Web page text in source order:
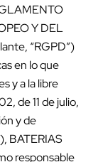
Y DEL
“RGPD”)
en lo que
y a la libre
de 11 de julio,
y de
BATERIAS
responsable